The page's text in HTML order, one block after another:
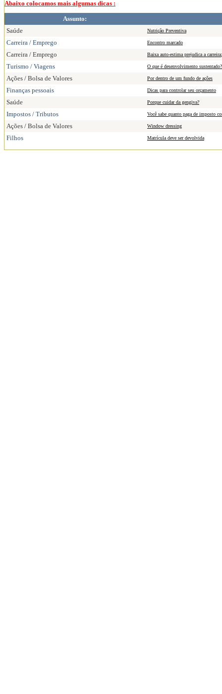
Abaixo colocamos mais algumas dicas :
Assunto:
Saúde
Nutrição Preventiva
Carreira / Emprego Encontro marcado
Carreira / Emprego Baixa auto-estima prejudica a
Turismo / Viagens O que é desenvolvimento sustentado?
Ações / Bolsa de Valores Por dentro de um fundo de ações
Finanças pessoais Dicas para controlar seu orçamento
Saúde Porque cuidar da gengiva?
Impostos / Tributos Você sabe quanto paga de imposto
Ações / Bolsa de Valores Window dressing
Filhos Matrícula deve ser devolvida